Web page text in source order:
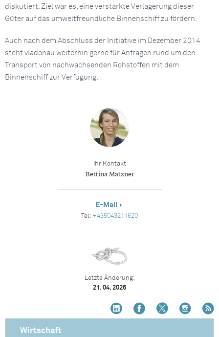
diskutiert. Ziel war es, eine verstärkte Verlagerung dieser
Güter auf das umweltfreundliche Binnenschiff zu fördern.
Auch nach dem Abschluss der Initiative im Dezember 2014
steht viadonau weiterhin gerne für Anfragen rund um den
Transport von nachwachsenden Rohstoffen mit dem
Binnenschiff zur Verfügung.
Ihr Kontakt
Bettina Matzner
E-Mail
Tel: +435043211620
Letzte Änderung:
21. 04. 2026
Wirtschaft